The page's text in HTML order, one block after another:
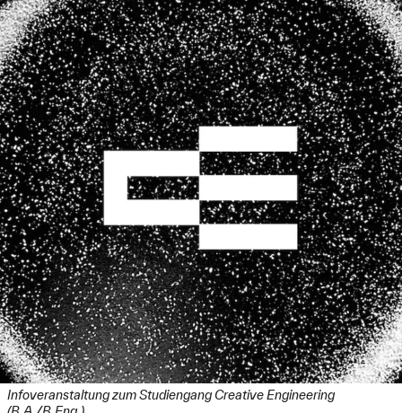
Infoveranstaltung zum Studiengang Creative Engineering